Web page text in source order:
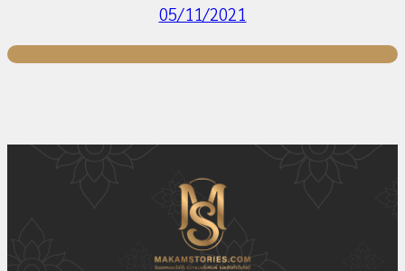
05/11/2021